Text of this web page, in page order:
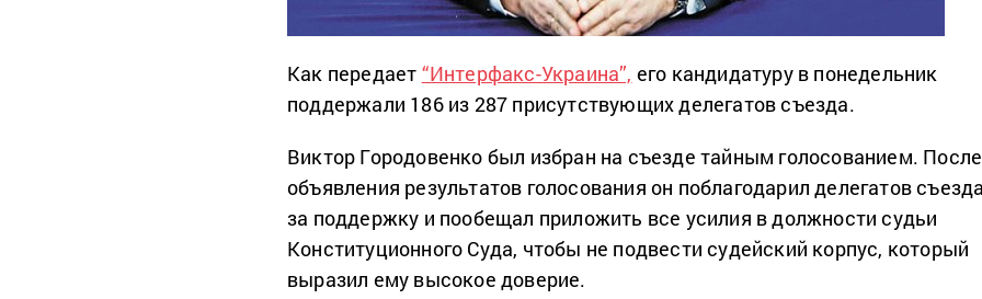
Как передает “Интерфакс-Украина”, его кандидатуру в понедельник
поддержали 186 из 287 присутствующих делегатов съезда.
Виктор Городовенко был избран на съезде тайным голосованием. После
объявления результатов голосования он поблагодарил делегатов съезда
за поддержку и пообещал приложить все усилия в должности судьи
Конституционного Суда, чтобы не подвести судейский корпус, который
выразил ему высокое доверие.